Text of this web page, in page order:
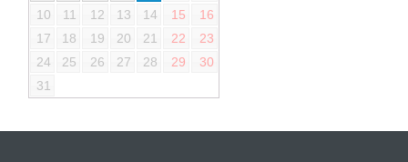
10
11 12 13 14 15
16
17
18 19 20 21 22
23
24
25 26 27 28 29
30
31